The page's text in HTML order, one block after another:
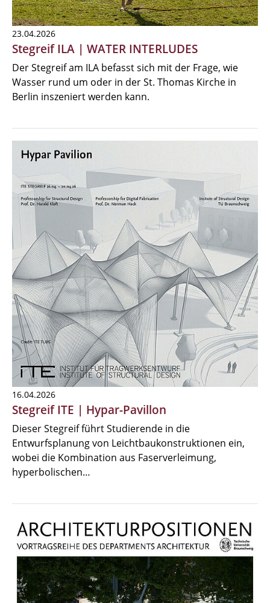
23.04.2026
Stegreif ILA | WATER INTERLUDES
Der Stegreif am ILA befasst sich mit der Frage, wie
Wasser rund um oder in der St. Thomas Kirche in
Berlin inszeniert werden kann.
16.04.2026
Stegreif ITE | Hypar-Pavillon
Dieser Stegreif führt Studierende in die
Entwurfsplanung von Leichtbaukonstruktionen ein,
wobei die Kombination aus Faserverleimung,
hyperbolischen…